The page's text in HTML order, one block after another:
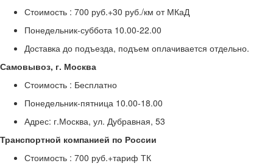
Стоимость : 700 руб.+30 руб./км от МКаД
Понедельник-суббота 10.00-22.00
Доставка до подъезда, подъем оплачивается отдельно.
Самовывоз, г. Москва
Стоимость : Бесплатно
Понедельник-пятница 10.00-18.00
Адрес: г.Москва, ул. Дубравная, 53
Транспортной компанией по России
Стоимость : 700 руб.+тариф ТК